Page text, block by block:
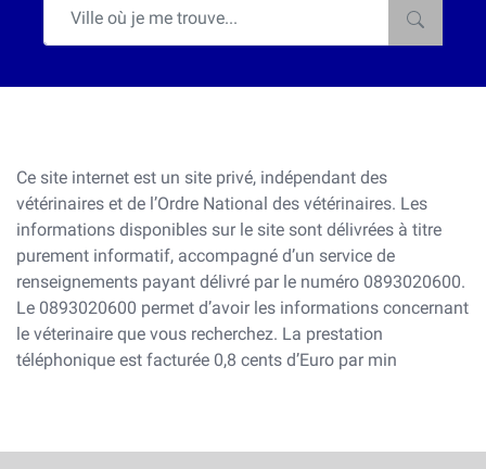
Ce site internet est un site privé, indépendant des
vétérinaires et de l’Ordre National des vétérinaires. Les
informations disponibles sur le site sont délivrées à titre
purement informatif, accompagné d’un service de
renseignements payant délivré par le numéro 0893020600.
Le 0893020600 permet d’avoir les informations concernant
le véterinaire que vous recherchez. La prestation
téléphonique est facturée 0,8 cents d’Euro par min